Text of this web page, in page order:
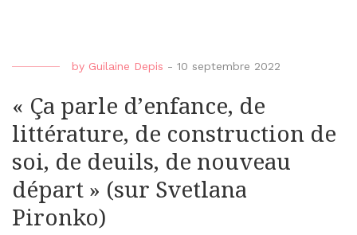
by Guilaine Depis - 10 septembre 2022
« Ça parle d’enfance, de
littérature, de construction de
soi, de deuils, de nouveau
départ » (sur Svetlana
Pironko)